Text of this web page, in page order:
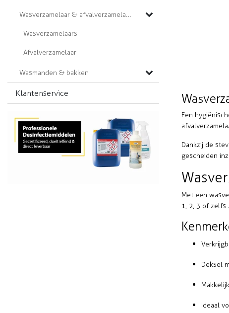
Wasverzamelaar & afvalverzamelaar
Wasverzamelaars
Afvalverzamelaar
Wasmanden & bakken
Klantenservice
Een
Dankzij de
gescheiden
Met een
1, 2, 3 of zelfs
Deksel
Ideaal